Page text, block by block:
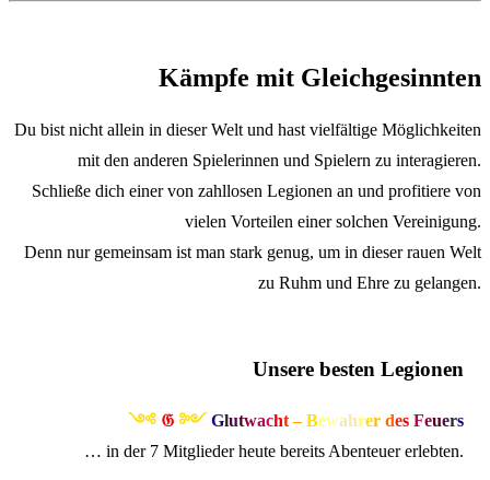
Kämpfe mit Gleichgesinnten
Du bist nicht allein in dieser Welt und hast vielfältige Möglichkeiten
mit den anderen Spielerinnen und Spielern zu interagieren.
Schließe dich einer von zahllosen Legionen an und profitiere von
vielen Vorteilen einer solchen Vereinigung.
Denn nur gemeinsam ist man stark genug, um in dieser rauen Welt
zu Ruhm und Ehre zu gelangen.
Unsere besten Legionen
༺ 𝔊 ༻ Glutwacht – Bewahrer des Feuers
… in der 7 Mitglieder heute bereits Abenteuer erlebten.